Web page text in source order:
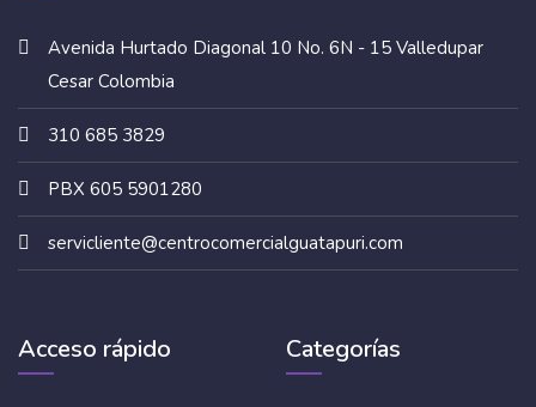
Avenida Hurtado Diagonal 10 No. 6N - 15 Valledupar
Cesar Colombia
310 685 3829
PBX 605 5901280
servicliente@centrocomercialguatapuri.com
Acceso rápido Categorías